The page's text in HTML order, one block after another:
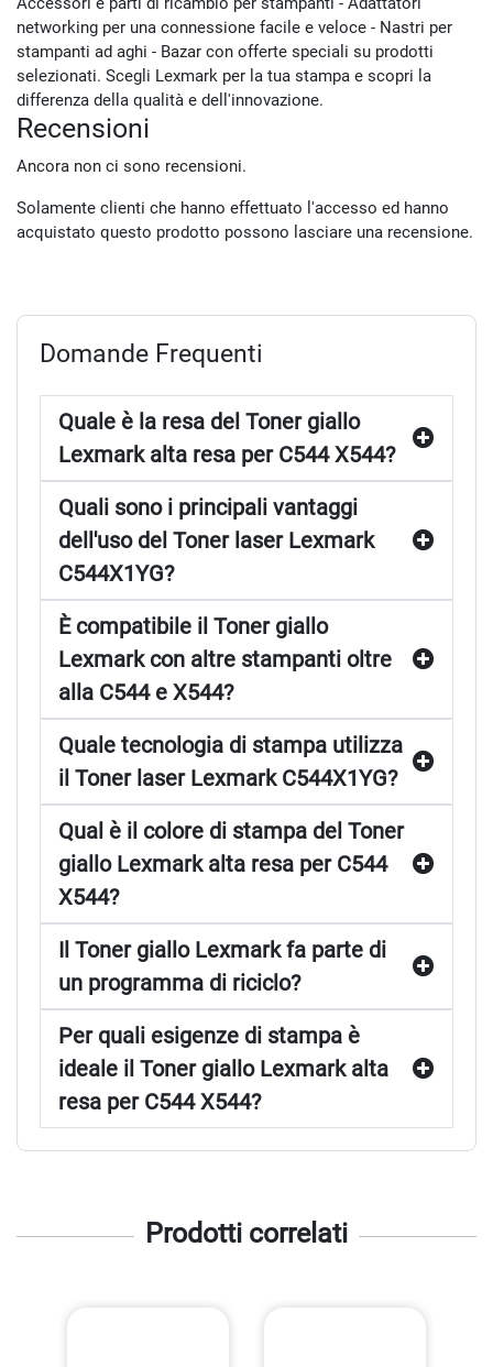
networking per una connessione facile e veloce - Nastri per
stampanti ad aghi - Bazar con offerte speciali su prodotti
selezionati. Scegli Lexmark per la tua stampa e scopri la
differenza della qualità e dell'innovazione.
Recensioni
Ancora non ci sono recensioni.
Solamente clienti che hanno effettuato l'accesso ed hanno
acquistato questo prodotto possono lasciare una recensione.
Domande Frequenti
Quale è la resa del Toner giallo
Lexmark alta resa per C544 X544?
Quali sono i principali vantaggi
dell'uso del Toner laser Lexmark
C544X1YG?
È compatibile il Toner giallo
Lexmark con altre stampanti oltre
alla C544 e X544?
Quale tecnologia di stampa utilizza
il Toner laser Lexmark C544X1YG?
Qual è il colore di stampa del Toner
giallo Lexmark alta resa per C544
X544?
Il Toner giallo Lexmark fa parte di
un programma di riciclo?
Per quali esigenze di stampa è
ideale il Toner giallo Lexmark alta
resa per C544 X544?
Prodotti correlati